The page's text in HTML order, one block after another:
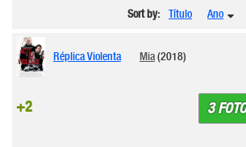
Sort by: Título Ano
Réplica Violenta Mia(2018)
3
+2